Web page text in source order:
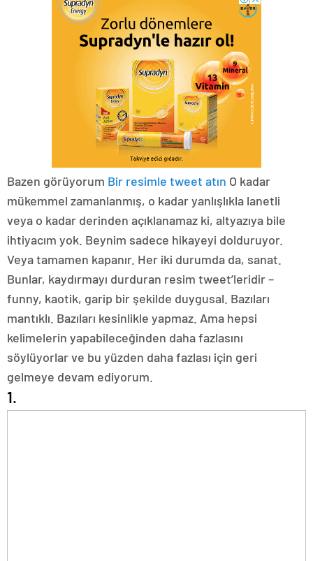
Bazen görüyorum Bir resimle tweet atın O kadar
mükemmel zamanlanmış, o kadar yanlışlıkla lanetli
veya o kadar derinden açıklanamaz ki, altyazıya bile
ihtiyacım yok. Beynim sadece hikayeyi dolduruyor.
Veya tamamen kapanır. Her iki durumda da, sanat.
Bunlar, kaydırmayı durduran resim tweet’leridir –
funny, kaotik, garip bir şekilde duygusal. Bazıları
mantıklı. Bazıları kesinlikle yapmaz. Ama hepsi
kelimelerin yapabileceğinden daha fazlasını
söylüyorlar ve bu yüzden daha fazlası için geri
gelmeye devam ediyorum.
1.